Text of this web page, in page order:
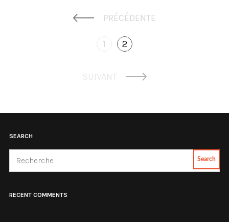
PRÉCÉDENTE
1 2
SUIVANT
SEARCH
Search
RECENT COMMENTS